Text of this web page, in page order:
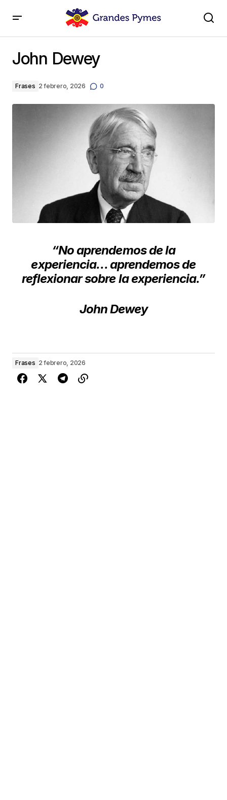
John Dewey
Frases 2 febrero, 2026 0
“No aprendemos de la
experiencia… aprendemos de
reflexionar sobre la experiencia.”
John Dewey
Frases 2 febrero, 2026